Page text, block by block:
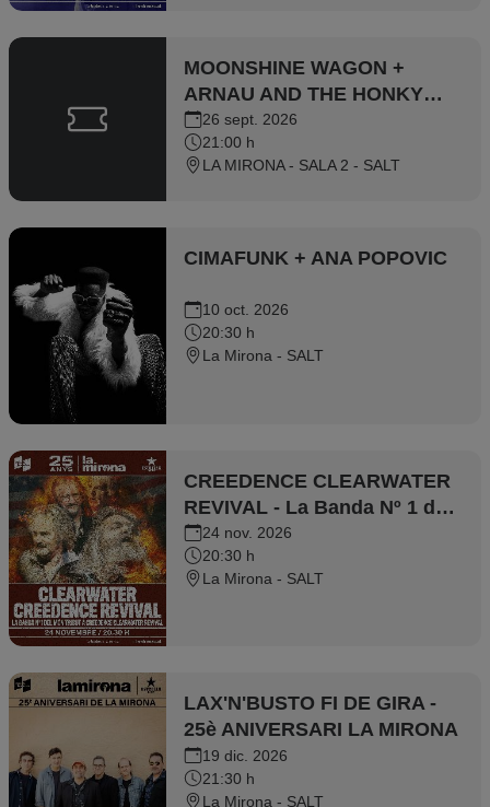
MOONSHINE WAGON +
ARNAU AND THE HONKY
TONK LOSERS
26 sept. 2026
21:00 h
LA MIRONA - SALA 2 - SALT
CIMAFUNK + ANA POPOVIC
10 oct. 2026
20:30 h
La Mirona - SALT
CREEDENCE CLEARWATER
REVIVAL - La Banda Nº 1 del
món tribut a Creedence
Clearwater Revival
24 nov. 2026
20:30 h
La Mirona - SALT
LAX'N'BUSTO FI DE GIRA -
25è ANIVERSARI LA MIRONA
19 dic. 2026
21:30 h
La Mirona - SALT